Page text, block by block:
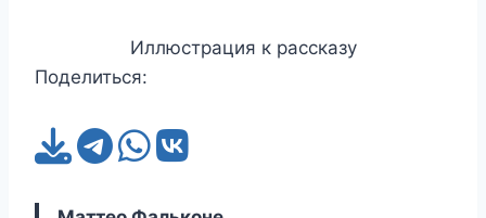
Иллюстрация к рассказу
Поделиться: